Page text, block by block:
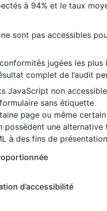
à 94% et le taux
sont pas accessibles
jugées les
complet de l’audit
JavaScript non
sans étiquette
page ou même
possèdent une alternative
à des fins de
d’accessibilité